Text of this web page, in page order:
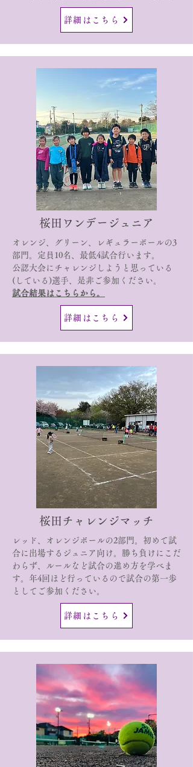
詳細はこちら
​桜田ワンデージュニア
オレンジ、グリーン、レギュラーボールの3
部門。定員10名、最低4試合行います。
公認大会にチャレンジしようと思っている
(している)選手、是非ご参加ください。
試合結果はこちらから。
詳細はこちら
​桜田チャレンジマッチ
レッド、オレンジボールの2部門。 初めて試
合に出場するジュニア向け。勝ち負けにこだ
わらず、ルールなど試合の進め方を学べま
す。年4回ほど行っているので試合の第一歩
としてご参加ください。
詳細はこちら